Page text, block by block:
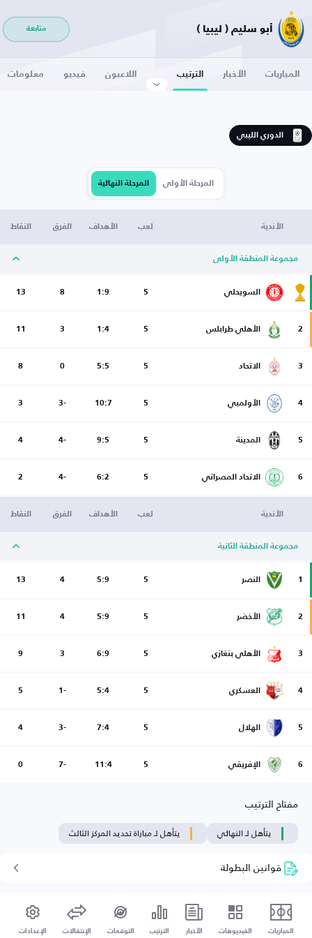
أبو سليم ( ليبيا ) متابعة
المباريات الأخبار الترتيب اللاعبون فيديو معلومات
الدوري الليبي
المرحلة الأولى المرحلة النهائية
الأندية لعب الأهداف الفرق النقاط
مجموعة المنطقة الأولى
السويحلي 5
1:9
8
13
2 الأهلي طرابلس 5
1:4
3
11
3 الاتحاد 5
5:5
0
8
4 الأولمبي 5
10:7
-3
3
5 المدينة 5
9:5
-4
4
6 الاتحاد المصراتي 5
6:2
-4
2
الأندية لعب الأهداف الفرق النقاط
مجموعة المنطقة الثانية
1 النصر 5
5:9
4
13
2 الأخضر 5
5:9
4
11
3 الأهلي بنغازي 5
6:9
3
9
4 العسكري 5
5:4
-1
5
5 الهلال 5
7:4
-3
4
6 الإفريقي 5
11:4
-7
0
مفتاح الترتيب
يتأهل لـ النهائي يتأهل لـ مباراة تحديد المركز الثالث
قوانين البطولة
المباريات الفيديوهات الأخبار الترتيب التوقعات الإنتقالات الإعدادات